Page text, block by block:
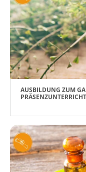
AUSBILDUNG ZUM
PRÄSENZUNTERRICHT